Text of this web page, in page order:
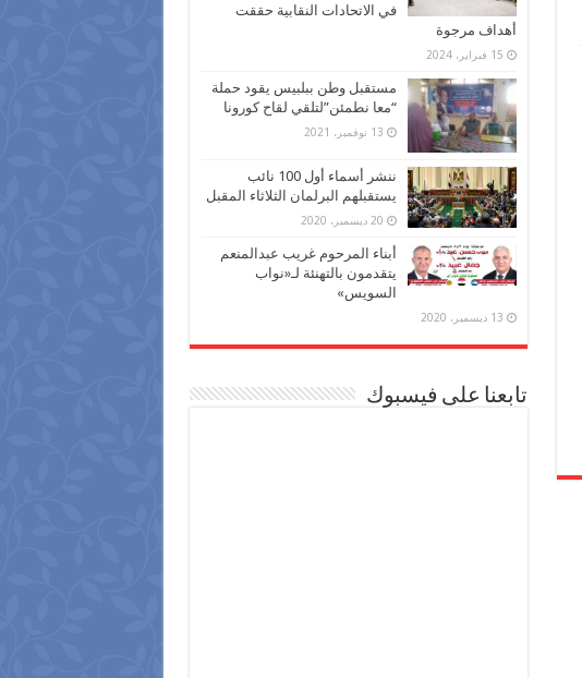
في الاتحادات النقابية حققت
أهداف مرجوة
15 فبراير، 2024
مستقبل وطن ببلبيس يقود حملة
“معا نطمئن”لتلقي لقاح كورونا
13 نوفمبر، 2021
ننشر أسماء أول 100 نائب
يستقبلهم البرلمان الثلاثاء المقبل
20 ديسمبر، 2020
أبناء المرحوم غريب عبدالمنعم
يتقدمون بالتهنئة لـ«نواب
السويس»
13 ديسمبر، 2020
تابعنا على فيسبوك